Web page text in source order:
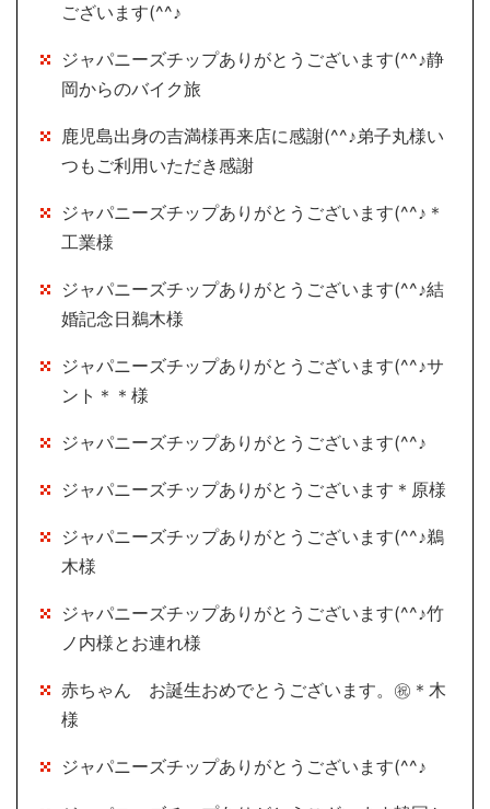
ございます(^^♪
ジャパニーズチップありがとうございます(^^♪静
岡からのバイク旅
鹿児島出身の吉満様再来店に感謝(^^♪弟子丸様い
つもご利用いただき感謝
ジャパニーズチップありがとうございます(^^♪＊
工業様
ジャパニーズチップありがとうございます(^^♪結
婚記念日鵜木様
ジャパニーズチップありがとうございます(^^♪サ
ント＊＊様
ジャパニーズチップありがとうございます(^^♪
ジャパニーズチップありがとうございます＊原様
ジャパニーズチップありがとうございます(^^♪鵜
木様
ジャパニーズチップありがとうございます(^^♪竹
ノ内様とお連れ様
赤ちゃん お誕生おめでとうございます。㊗＊木
様
ジャパニーズチップありがとうございます(^^♪